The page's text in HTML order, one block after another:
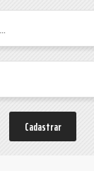
Cadastrar